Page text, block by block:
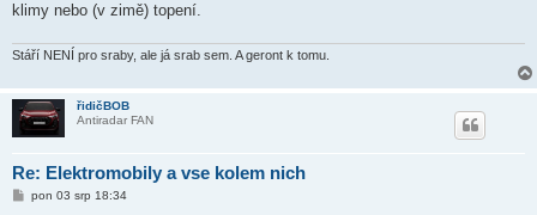
klimy nebo (v zimě) topení.
Stáří NENÍ pro sraby, ale já srab sem. A geront k tomu.
řidičBOB
Antiradar FAN
Re: Elektromobily a vse kolem nich
Ppon 03 srp 18:34